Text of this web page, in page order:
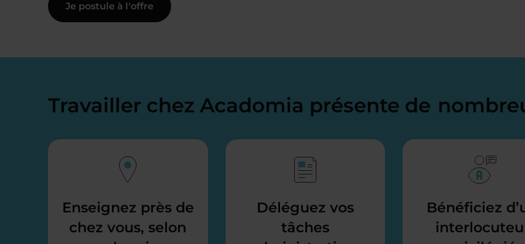
Je postule à l'offre
Travailler chez Acadomia présente de
Enseignez près de
chez vous, selon
Déléguez vos
tâches
Bénéficiez